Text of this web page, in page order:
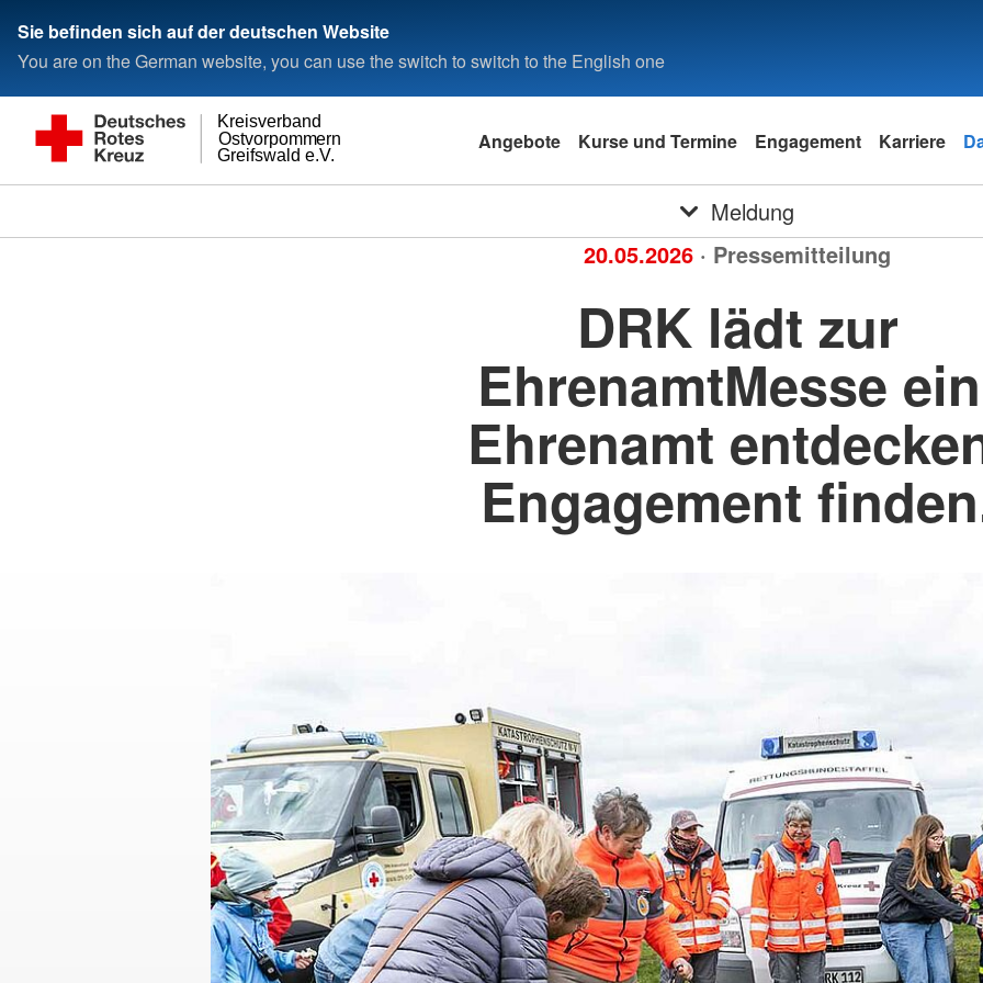
Sie befinden sich auf der deutschen Website
You are on the German website, you can use the switch to switch to the English one
Greifswald e.V.
Ostvorpommern
Kreisverband
Angebote Kurse und Termine Engagement Karriere
Meldung
20.05.2026 · Pressemitteilung
DRK lädt zur
EhrenamtMesse
Ehrenamt
Engagement